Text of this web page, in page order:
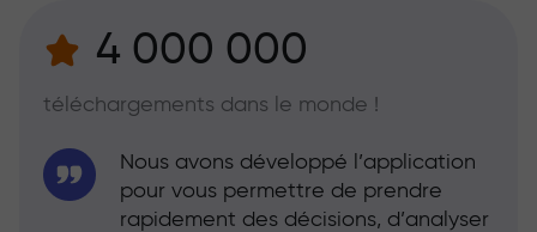
4 000 000
téléchargements dans le monde !
Nous avons développé l’application
pour vous permettre de prendre
rapidement des décisions, d’analyser